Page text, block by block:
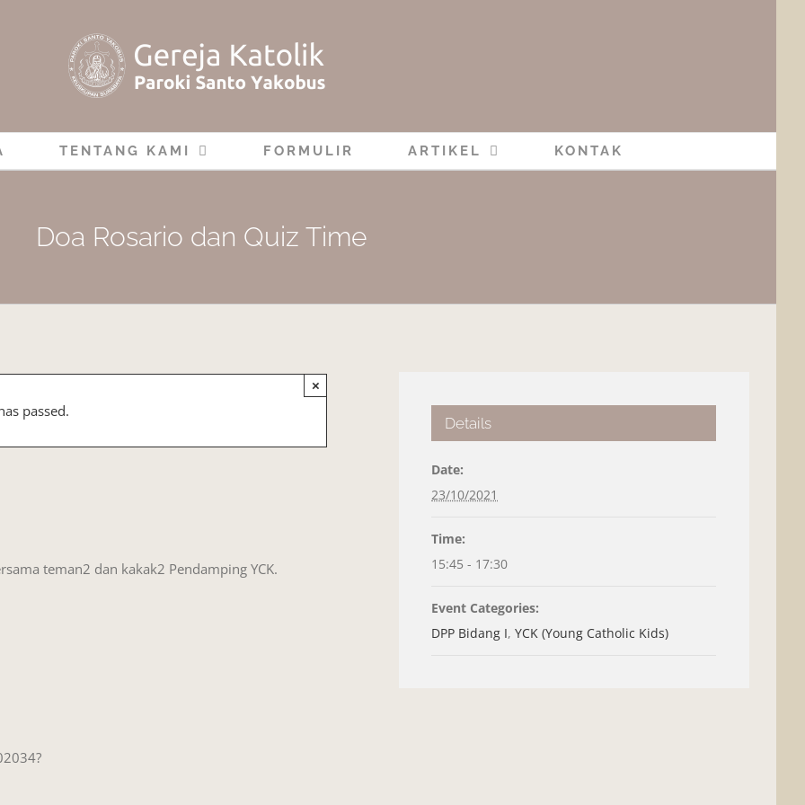
TENTANG KAMI FORMULIR ARTIKEL KONTAK
Doa Rosario dan Quiz Time
passed.
×
teman2 dan kakak2 Pendamping YCK.
Details
Date:
23/10/2021
Time:
15:45 - 17:30
Event Categories:
DPP Bidang I,YCK (Young Catholic Kids)